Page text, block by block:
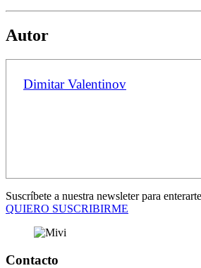
Autor
Dimitar Valentinov
Suscríbete a nuestra newsleter para
QUIERO SUSCRIBIRME
Contacto